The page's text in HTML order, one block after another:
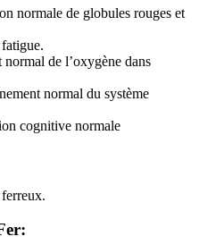
normale de globules rouges et
de l’oxygène dans
normal du système
cognitive normale